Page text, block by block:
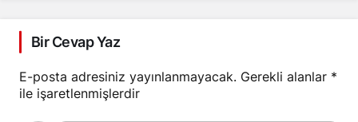
Bir Cevap Yaz
E-posta adresiniz yayınlanmayacak. Gerekli alanlar *
ile işaretlenmişlerdir